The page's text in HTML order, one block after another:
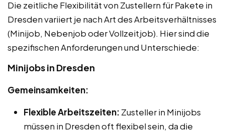
Die zeitliche Flexibilität von Zustellern für Pakete in
Dresden variiert je nach Art des Arbeitsverhältnisses
(Minijob, Nebenjob oder Vollzeitjob). Hier sind die
spezifischen Anforderungen und Unterschiede:
Minijobs in Dresden
Gemeinsamkeiten:
Flexible Arbeitszeiten: Zusteller in Minijobs
müssen in Dresden oft flexibel sein, da die